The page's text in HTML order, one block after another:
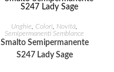
AGGIUNGI AL CARRELLO
Unghie ,Colori Novità
Semipermanenti Semblance
Smalto Semipermanente
S247 Lady Sage